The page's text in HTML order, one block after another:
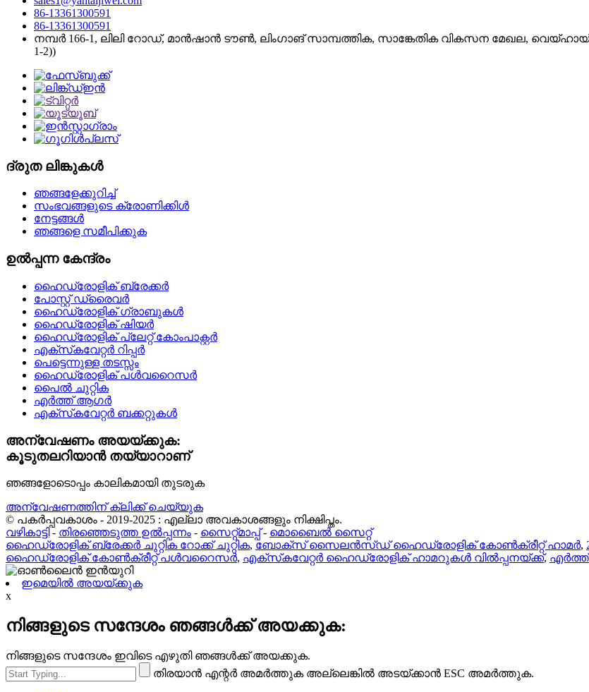
86-13361300591
86-13361300591
നമ്പർ 166-1, ലിലി റോഡ്, മാൻഷാൻ ടൗൺ, ലിംഗാങ് സാമ്പത്തിക, സാങ്കേതിക വികസന മേഖല,
1-2))
ദ്രുത ലിങ്കുകൾ
ഞങ്ങളേക്കുറിച്ച്
സംഭവങ്ങളുടെ ക്രോണിക്കിൾ
നേട്ടങ്ങൾ
ഞങ്ങളെ സമീപിക്കുക
ഉൽപ്പന്ന കേന്ദ്രം
ഹൈഡ്രോളിക് ബ്രേക്കർ
പോസ്റ്റ് ഡ്രൈവർ
ഹൈഡ്രോളിക് ഗ്രാബുകൾ
ഹൈഡ്രോളിക് ഷിയർ
ഹൈഡ്രോളിക് പ്ലേറ്റ് കോംപാക്റ്റർ
എക്‌സ്‌കവേറ്റർ റിപ്പർ
പെട്ടെന്നുള്ള തടസ്സം
ഹൈഡ്രോളിക് പൾവറൈസർ
പൈൽ ചുറ്റിക
എർത്ത് ആഗർ
എക്‌സ്‌കവേറ്റർ ബക്കറ്റുകൾ
അന്വേഷണം അയയ്ക്കുക:
കൂടുതലറിയാൻ തയ്യാറാണ്
ഞങ്ങളോടൊപ്പം കാലികമായി തുടരുക
അന്വേഷണത്തിന് ക്ലിക്ക് ചെയ്യുക
© പകർപ്പവകാശം - 2019-2025 : എല്ലാ അവകാശങ്ങളും നിക്ഷിപ്തം.
വഴികാട്ടി- തിരഞ്ഞെടുത്ത ഉൽപ്പന്നം - സൈറ്റ്മാപ്പ്- മൊബൈൽ സൈറ്റ്
ഹൈഡ്രോളിക് ബ്രേക്കർ ചുറ്റിക റോക്ക് ചുറ്റിക, ബോക്സ് സൈലൻസ്ഡ് ഹൈഡ്രോളിക് കോൺക്രീറ്റ് ഹാമർ,
ഹൈഡ്രോളിക് കോൺക്രീറ്റ് പൾവറൈസർ, എക്‌സ്‌കവേറ്റർ ഹൈഡ്രോളിക് ഹാമറുകൾ വിൽപ്പനയ്ക്ക്,
ഇമെയിൽ അയയ്ക്കുക
x
നിങ്ങളുടെ സന്ദേശം ഞങ്ങൾക്ക് അയക്കുക:
നിങ്ങളുടെ സന്ദേശം ഇവിടെ എഴുതി ഞങ്ങൾക്ക് അയക്കുക.
തിരയാൻ എന്റർ അമർത്തുക അല്ലെങ്കിൽ അടയ്ക്കാൻ ESC അമർത്തുക.